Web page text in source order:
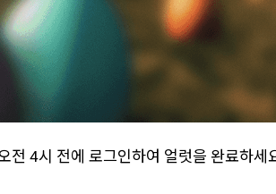
전 4시 전에 로그인하여 얼럿을 완료하세